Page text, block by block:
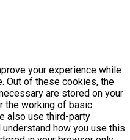
your experience while
Out of these cookies, the
are stored on your
the working of basic
also use third-party
how you use this